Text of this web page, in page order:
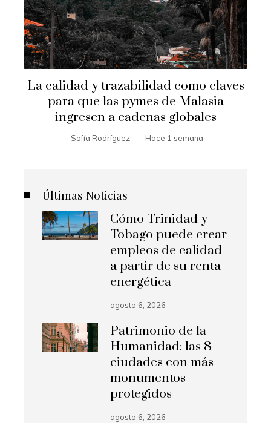
La calidad y trazabilidad como claves
para que las pymes de Malasia
ingresen a cadenas globales
Sofía Rodríguez Hace 1 semana
Últimas Noticias
Cómo Trinidad y
Tobago puede crear
empleos de calidad
a partir de su renta
energética
agosto 6, 2026
Patrimonio de la
Humanidad: las 8
ciudades con más
monumentos
protegidos
agosto 6, 2026